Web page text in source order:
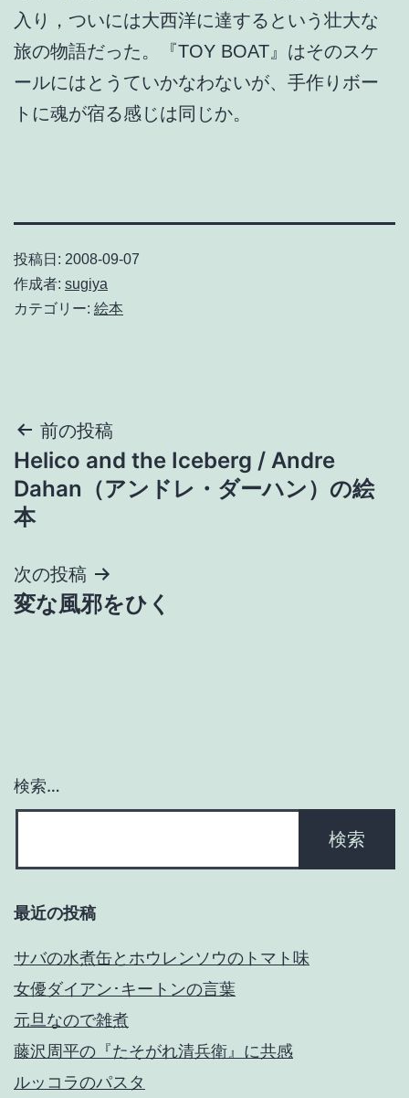
入り，ついには大西洋に達するという壮大な
旅の物語だった。『TOY BOAT』はそのスケ
ールにはとうていかなわないが、手作りボー
トに魂が宿る感じは同じか。
投稿日: 2008-09-07
作成者: sugiya
カテゴリー: 絵本
投
稿
ナ
ビ
ゲ
ン
前の投稿
Helico and the Iceberg / Andre
Dahan（アンドレ・ダーハン）の絵
本
次の投稿
変な風邪をひく
検索…
最近の投稿
サバの水煮缶とホウレンソウのトマト味
女優ダイアン･キートンの言葉
元旦なので雑煮
藤沢周平の『たそがれ清兵衛』に共感
ルッコラのパスタ